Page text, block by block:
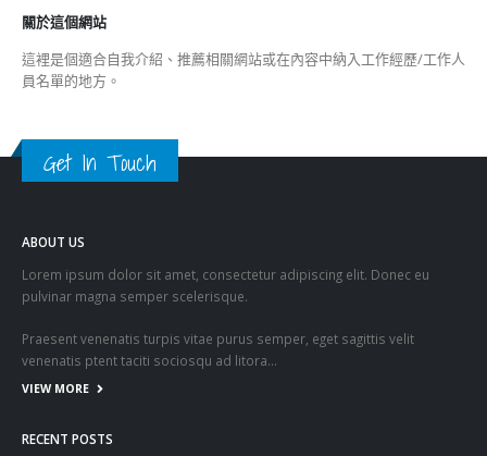
關於這個網站
這裡是個適合自我介紹、推薦相關網站或在內容中納入工作經歷/工作人
員名單的地方。
Get In Touch
ABOUT US
Lorem ipsum dolor sit amet, consectetur adipiscing elit. Donec eu
pulvinar magna semper scelerisque.
Praesent venenatis turpis vitae purus semper, eget sagittis velit
venenatis ptent taciti sociosqu ad litora…
VIEW MORE
RECENT POSTS